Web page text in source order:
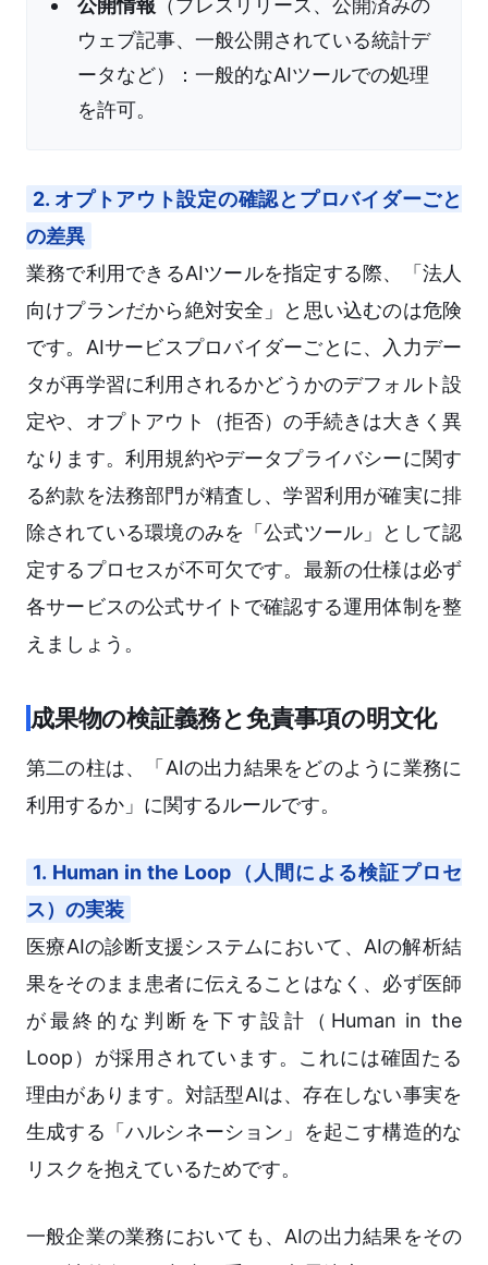
公開情報 （プレスリリース、公開済みの
ウェブ記事、一般公開されている統計デ
ータなど）：一般的なAIツールでの処理
を許可。
2. オプトアウト設定の確認とプロバイダーごと
の差異
業務で利用できるAIツールを指定する際、「法人
向けプランだから絶対安全」と思い込むのは危険
です。AIサービスプロバイダーごとに、入力デー
タが再学習に利用されるかどうかのデフォルト設
定や、オプトアウト（拒否）の手続きは大きく異
なります。利用規約やデータプライバシーに関す
る約款を法務部門が精査し、学習利用が確実に排
除されている環境のみを「公式ツール」として認
定するプロセスが不可欠です。最新の仕様は必ず
各サービスの公式サイトで確認する運用体制を整
えましょう。
成果物の検証義務と免責事項の明文化
第二の柱は、「AIの出力結果をどのように業務に
利用するか」に関するルールです。
1. Human in the Loop（人間による検証プロセ
ス）の実装
医療AIの診断支援システムにおいて、AIの解析結
果をそのまま患者に伝えることはなく、必ず医師
が最終的な判断を下す設計（Human in the
Loop）が採用されています。これには確固たる
理由があります。対話型AIは、存在しない事実を
生成する「ハルシネーション」を起こす構造的な
リスクを抱えているためです。
一般企業の業務においても、AIの出力結果をその